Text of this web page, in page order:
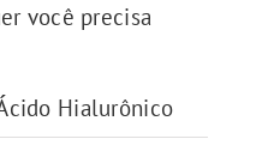
você precisa
Hialurônico